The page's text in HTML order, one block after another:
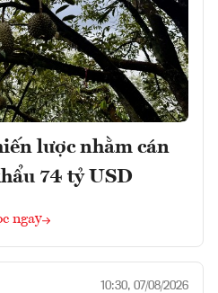
lược nhằm cán
74 tỷ USD
ngay
10:30, 07/08/2026